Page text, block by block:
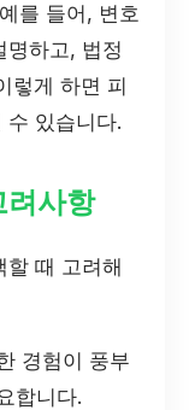
를 들어, 변호
명하고, 법정
렇게 하면 피
수 있습니다.
려사항
할 때 고려해
경험이 풍부
합니다.